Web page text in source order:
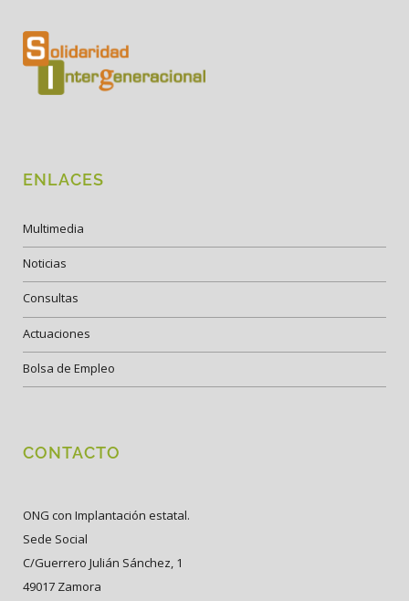
ENLACES
Multimedia
Noticias
Consultas
Actuaciones
Bolsa de Empleo
CONTACTO
ONG con Implantación estatal.
Sede Social
C/Guerrero Julián Sánchez, 1
49017 Zamora